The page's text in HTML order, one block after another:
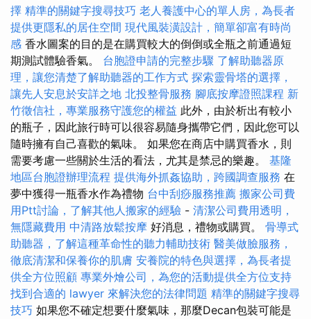
擇 精準的關鍵字搜尋技巧 老人養護中心的單人房，為長者
提供更隱私的居住空間 現代風裝潢設計，簡單卻富有時尚
感 香水圖案的目的是在購買較大的倒倒或全瓶之前通過短
期測試體驗香氣。 台胞證申請的完整步驟 了解助聽器原
理，讓您清楚了解助聽器的工作方式 探索靈骨塔的選擇，
讓先人安息於安詳之地 北投整骨服務 腳底按摩證照課程 新
竹徵信社，專業服務守護您的權益 此外，由於析出有較小
的瓶子，因此旅行時可以很容易隨身攜帶它們，因此您可以
隨時擁有自己喜歡的氣味。 如果您在商店中購買香水，則
需要考慮一些關於生活的看法，尤其是禁忌的樂趣。 基隆
地區台胞證辦理流程 提供海外抓姦協助，跨國調查服務 在
夢中獲得一瓶香水作為禮物 台中刮痧服務推薦 搬家公司費
用Ptt討論，了解其他人搬家的經驗 - 清潔公司費用透明，
無隱藏費用 中清路放鬆按摩 好消息，禮物或購買。 骨導式
助聽器，了解這種革命性的聽力輔助技術 醫美做臉服務，
徹底清潔和保養你的肌膚 安養院的特色與選擇，為長者提
供全方位照顧 專業外燴公司，為您的活動提供全方位支持
找到合適的 lawyer 來解決您的法律問題 精準的關鍵字搜尋
技巧 如果您不確定想要什麼氣味，那麼Decan包裝可能是